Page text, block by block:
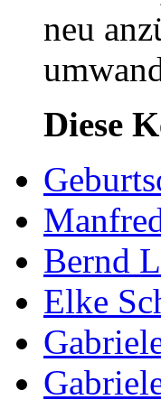
neu
Diese
Bernd
Elke